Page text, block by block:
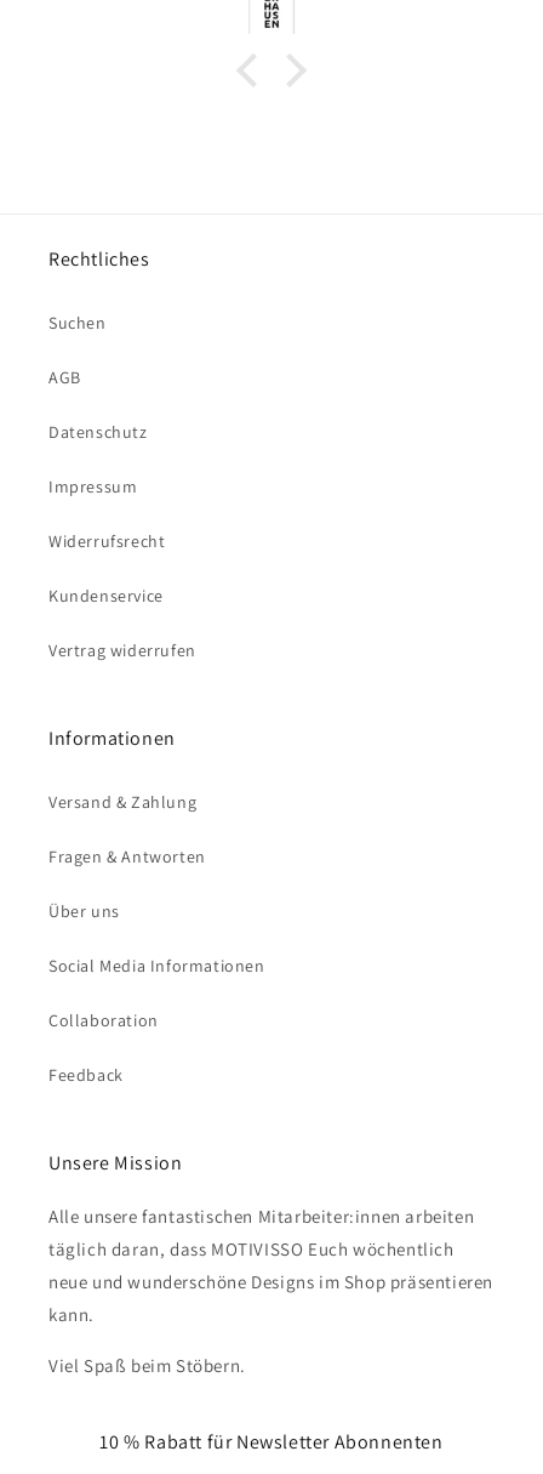
Rechtliches
Suchen
AGB
Datenschutz
Impressum
Widerrufsrecht
Kundenservice
Vertrag widerrufen
Informationen
Versand & Zahlung
Fragen & Antworten
Über uns
Social Media Informationen
Collaboration
Feedback
Unsere Mission
Alle unsere fantastischen Mitarbeiter:innen arbeiten
täglich daran, dass MOTIVISSO Euch wöchentlich
neue und wunderschöne Designs im Shop präsentieren
kann.
Viel Spaß beim Stöbern.
10 % Rabatt für Newsletter Abonnenten